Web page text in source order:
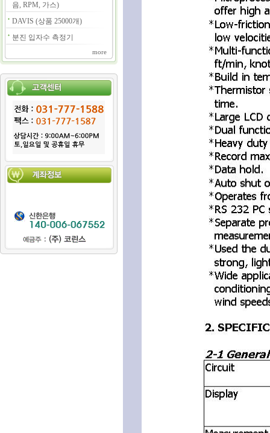
음, RPM, 가스)
DAVIS (상품 25000개)
분진 입자수 측정기
more